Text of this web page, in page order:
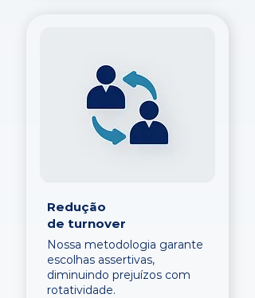
Redução
de turnover
Nossa metodologia garante
escolhas assertivas,
diminuindo prejuízos com
rotatividade.